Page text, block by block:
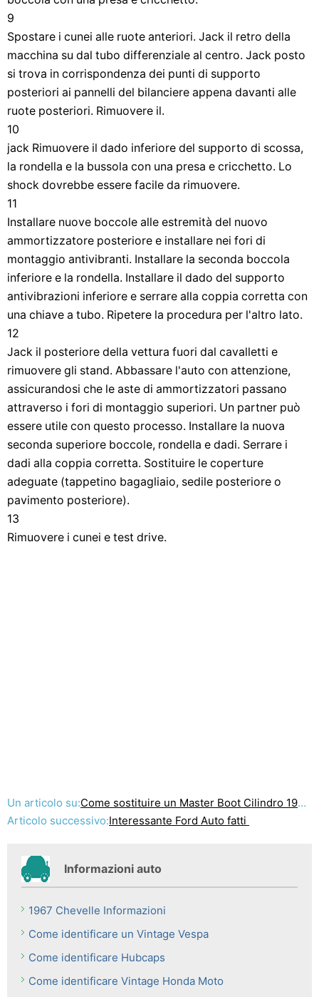
9
Spostare i cunei alle ruote anteriori. Jack il retro della
macchina su dal tubo differenziale al centro. Jack posto
si trova in corrispondenza dei punti di supporto
posteriori ai pannelli del bilanciere appena davanti alle
ruote posteriori. Rimuovere il.
10
jack Rimuovere il dado inferiore del supporto di scossa,
la rondella e la bussola con una presa e cricchetto. Lo
shock dovrebbe essere facile da rimuovere.
11
Installare nuove boccole alle estremità del nuovo
ammortizzatore posteriore e installare nei fori di
montaggio antivibranti. Installare la seconda boccola
inferiore e la rondella. Installare il dado del supporto
antivibrazioni inferiore e serrare alla coppia corretta con
una chiave a tubo. Ripetere la procedura per l'altro lato.
12
Jack il posteriore della vettura fuori dal cavalletti e
rimuovere gli stand. Abbassare l'auto con attenzione,
assicurandosi che le aste di ammortizzatori passano
attraverso i fori di montaggio superiori. Un partner può
essere utile con questo processo. Installare la nuova
seconda superiore boccole, rondella e dadi. Serrare i
dadi alla coppia corretta. Sostituire le coperture
adeguate (tappetino bagagliaio, sedile posteriore o
pavimento posteriore).
13
Rimuovere i cunei e test drive.
Un articolo su:Come sostituire un Master Boot Cilindro 1966
Articolo successivo:Interessante Ford Auto fatti
Informazioni auto
1967 Chevelle Informazioni
Come identificare un Vintage Vespa
Come identificare Hubcaps
Come identificare Vintage Honda Moto